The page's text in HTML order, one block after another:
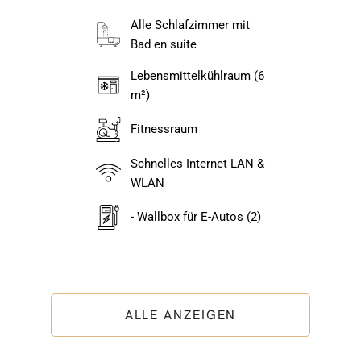
Alle Schlafzimmer mit
Bad en suite
Lebensmittelkühlraum (6
m²)
Fitnessraum
Schnelles Internet LAN &
WLAN
- Wallbox für E-Autos (2)
ALLE ANZEIGEN